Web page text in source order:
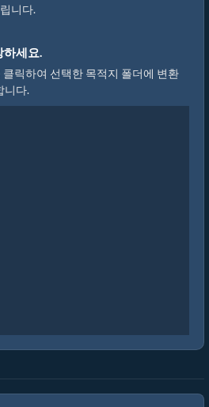
니다.
하세요.
릭하여 선택한 목적지 폴더에 변환
니다.